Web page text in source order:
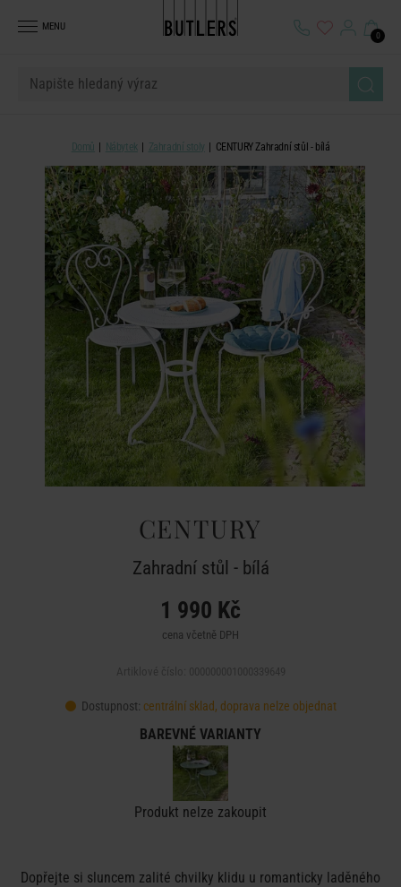
MENU
0
Domů Nábytek Zahradní stoly CENTURY Zahradní stůl - bílá
CENTURY
Zahradní stůl - bílá
1 990 Kč
cena včetně DPH
Dostupnost: centrální sklad, doprava nelze objednat
BAREVNÉ VARIANTY
Produkt nelze zakoupit
Dopřejte si sluncem zalité chvilky klidu u romanticky laděného